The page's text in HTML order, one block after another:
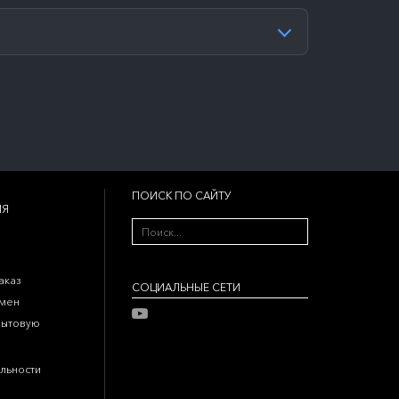
ПОИСК ПО САЙТУ
CОЦИАЛЬНЫЕ СЕТИ